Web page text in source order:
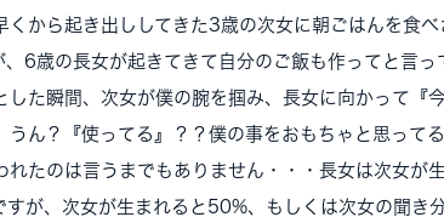
くから起き出ししてきた3歳の次女に朝ごはんを食
、6歳の長女が起きてきて自分のご飯も作ってと言っ
した瞬間、次女が僕の腕を掴み、長女に向かって『
うん？『使ってる』？？僕の事をおもちゃと思って
れたのは言うまでもありません・・・長女は次女が
が、次女が生まれると50%、もしくは次女の聞き